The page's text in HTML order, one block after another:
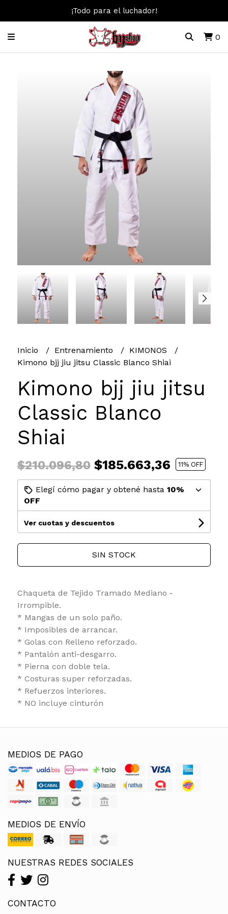
¡Todo para el luchador!
0
Inicio Entrenamiento
KIMONOS
Kimono bjj jiu jitsu Classic Blanco Shiai
Kimono bjj jiu jitsu
Classic Blanco
Shiai
$210.096,80$185.663,36 11% OFF
Elegí cómo pagar y obtené hasta 10%
OFF
Ver cuotas y descuentos
SIN STOCK
Chaqueta de Tejido Tramado Mediano -
Irrompible.
* Mangas de un solo paño.
* Imposibles de arrancar.
* Golas con Relleno reforzado.
* Pantalón anti-desgarro.
* Pierna con doble tela.
* Costuras super reforzadas.
* Refuerzos interiores.
* NO incluye cinturón
MEDIOS DE PAGO
MEDIOS DE ENVÍO
NUESTRAS REDES SOCIALES
CONTACTO